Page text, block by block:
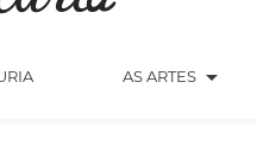
AS ARTES arrow_drop_down